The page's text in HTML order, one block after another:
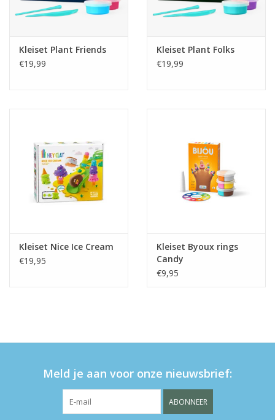
Kleiset Plant Friends
€19,99
Kleiset Plant Folks
€19,99
Kleiset Nice Ice Cream
€19,95
Kleiset Byoux rings
Candy
€9,95
Meld je aan voor onze nieuwsbrief:
ABONNEER